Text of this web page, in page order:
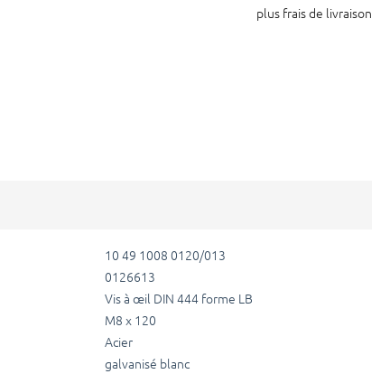
plus frais de livraison
10 49 1008 0120/013
0126613
Vis à œil DIN 444 forme LB
M8 x 120
Acier
galvanisé blanc